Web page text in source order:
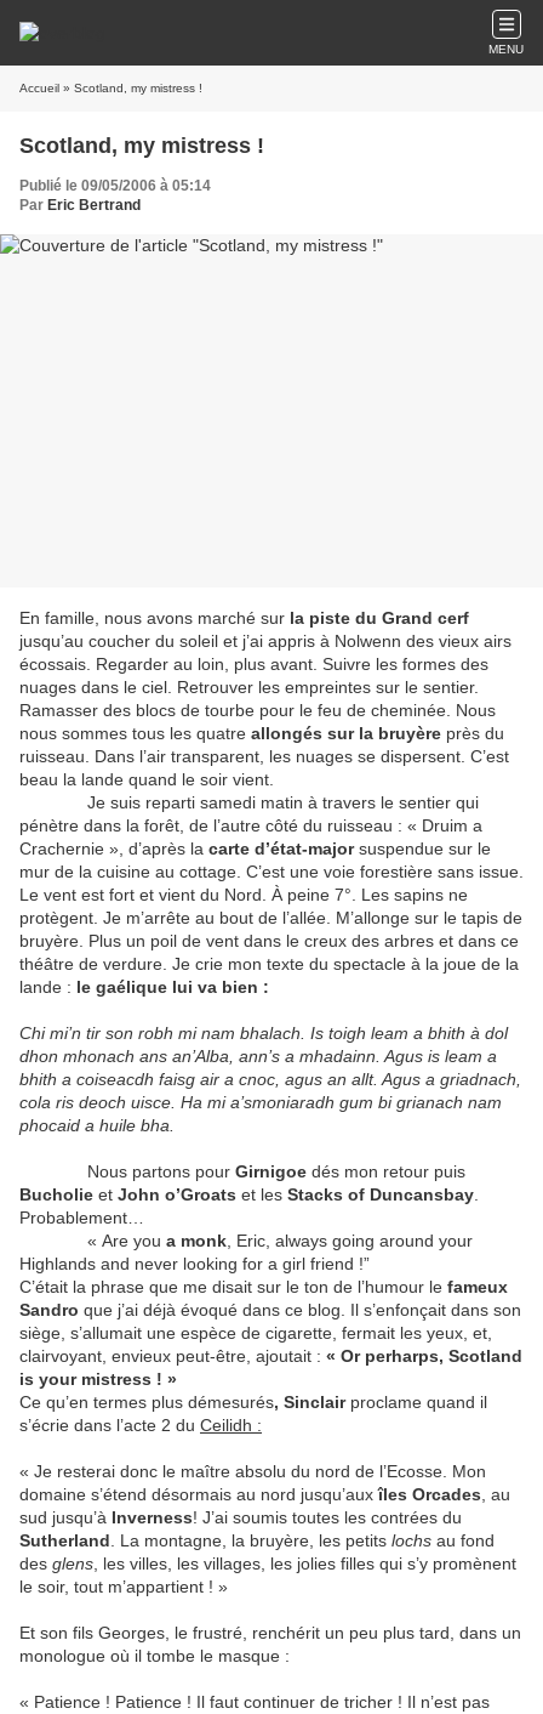
MENU
Accueil » Scotland, my mistress !
Scotland, my mistress !
Publié le 09/05/2006 à 05:14
Par Eric Bertrand
En famille, nous avons marché sur la piste du Grand cerf
jusqu’au coucher du soleil et j’ai appris à Nolwenn des vieux airs
écossais. Regarder au loin, plus avant. Suivre les formes des
nuages dans le ciel. Retrouver les empreintes sur le sentier.
Ramasser des blocs de tourbe pour le feu de cheminée. Nous
nous sommes tous les quatre allongés sur la bruyère près du
ruisseau. Dans l’air transparent, les nuages se dispersent. C’est
beau la lande quand le soir vient.
Je suis reparti samedi matin à travers le sentier qui
pénètre dans la forêt, de l’autre côté du ruisseau : « Druim a
Crachernie », d’après la carte d’état-majorsuspendue sur le
mur de la cuisine au cottage. C’est une voie forestière sans issue.
Le vent est fort et vient du Nord. À peine 7°. Les sapins ne
protègent. Je m’arrête au bout de l’allée. M’allonge sur le tapis de
bruyère. Plus un poil de vent dans le creux des arbres et dans ce
théâtre de verdure. Je crie mon texte du spectacle à la joue de la
lande : le gaélique lui va bien :
Chi mi’n tir son robh mi nam bhalach. Is toigh leam a bhith à dol
dhon mhonach ans an’Alba, ann’s a mhadainn. Agus is leam a
bhith a coiseacdh faisg air a cnoc, agus an allt. Agus a griadnach,
cola ris deoch uisce. Ha mi a’smoniaradh gum bi grianach nam
phocaid a huile bha.
Nous partons pour Girnigoe dés mon retour puis
Bucholie et John o’Groats et les Stacks of Duncansbay
Probablement…
« Are you a monk , Eric, always going around your
Highlands and never looking for a girl friend !”
C’était la phrase que me disait sur le ton de l’humour le fameux
Sandro que j’ai déjà évoqué dans ce blog. Il s’enfonçait dans son
siège, s’allumait une espèce de cigarette, fermait les yeux, et,
clairvoyant, envieux peut-être, ajoutait : « Or perharps, Scotland
is your mistress ! »
Ce qu’en termes plus démesurés, Sinclairproclame quand il
s’écrie dans l’acte 2 du Ceilidh :
« Je resterai donc le maître absolu du nord de l’Ecosse. Mon
domaine s’étend désormais au nord jusqu’auxîles Orcades , au
sud jusqu’à Inverness! J’ai soumis toutes les contrées du
Sutherland . La montagne, la bruyère, les petits lochs au fond
des glens , les villes, les villages, les jolies filles qui s’y promènent
le soir, tout m’appartient ! »
Et son fils Georges, le frustré, renchérit un peu plus tard, dans un
monologue où il tombe le masque :
« Patience ! Patience ! Il faut continuer de tricher ! Il n’est pas